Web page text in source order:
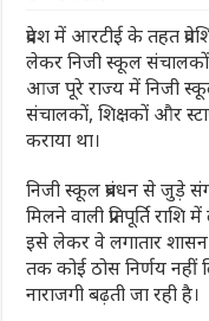
प्रदेश में आरटीई के तहत
लेकर निजी स्कूल
आज पूरे राज्य में निजी
संचालकों, शिक्षकों और
कराया था।
निजी स्कूल प्रबंधन से जुड़े
मिलने वाली प्रतिपूर्ति
इसे लेकर वे लगातार
तक कोई ठोस निर्णय
नाराजगी बढ़ती जा रही है।